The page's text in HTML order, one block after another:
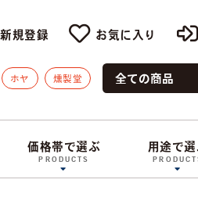
新規登録 お気に入り
ホヤ 燻製堂
価格帯で選ぶ
PRODUCTS
用途で選